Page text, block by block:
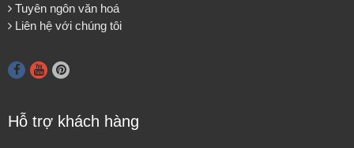
Tuyên ngôn văn hoá
Liên hệ với chúng tôi
Hỗ trợ khách hàng